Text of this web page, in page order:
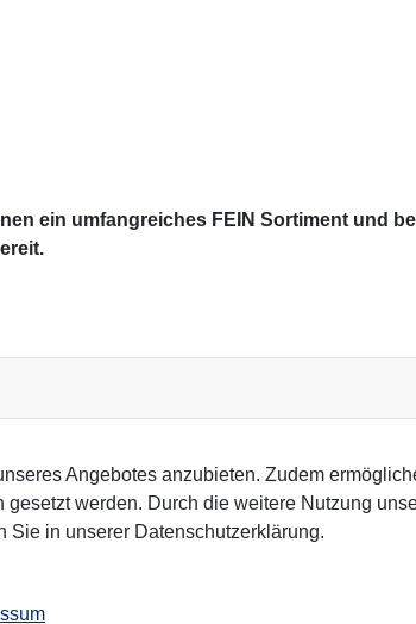
ein umfangreiches FEIN Sortiment und
Angebotes anzubieten. Zudem
werden. Durch die weitere Nutzung
Sie in unserer Datenschutzerklärung.